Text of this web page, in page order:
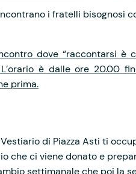
i fratelli bisognosi
dove “raccontarsi è
è dalle ore 20.00
prima.
di Piazza Asti ti
che ci viene donato e
settimanale che poi la